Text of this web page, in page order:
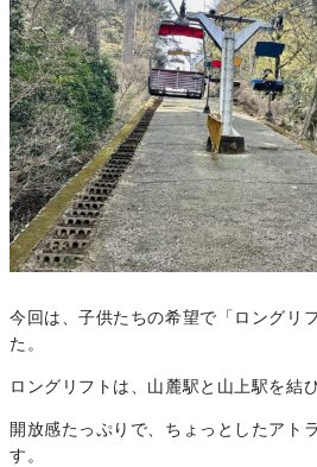
今回は、子供たちの希望で「ロングリ
た。
ロングリフトは、山麓駅と山上駅を結
開放感たっぷりで、ちょっとしたアト
す。